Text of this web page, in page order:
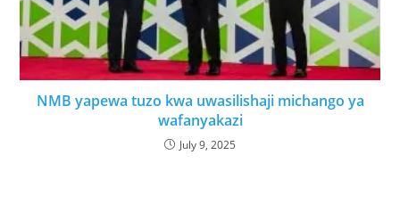
NMB yapewa tuzo kwa uwasilishaji michango ya
wafanyakazi
July 9, 2025